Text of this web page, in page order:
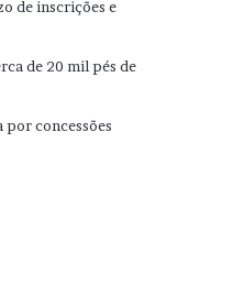
de inscrições e
de 20 mil pés de
concessões